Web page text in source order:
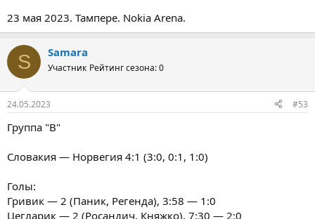
23 мая 2023. Тампере. Nokia Arena.
S Samara
Участник Рейтинг сезона: 0
24.05.2023 #53
Группа "B"
Словакия — Норвегия 4:1 (3:0, 0:1, 1:0)
Голы:
Гривик — 2 (Паник, Регенда), 3:58 — 1:0
Цегларик — 2 (Росандич, Княжко), 7:30 — 2:0